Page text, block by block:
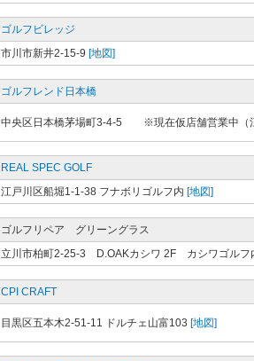
ゴルフビレッジ
市川市新井2-15-9 [地図]
ゴルフレンド日本橋
中央区日本橋茅場町3-4-5 ※現在仮店舗営業中（
REAL SPEC GOLF
江戸川区船堀1-1-38 フナボリゴルフ内 [地図]
ゴルフリペア グリーングラス
立川市柏町2-25-3 D.OAKカシワ 2F カシワゴルフ
CPI CRAFT
目黒区五本木2-51-11 ドルチェ山富103 [地図]